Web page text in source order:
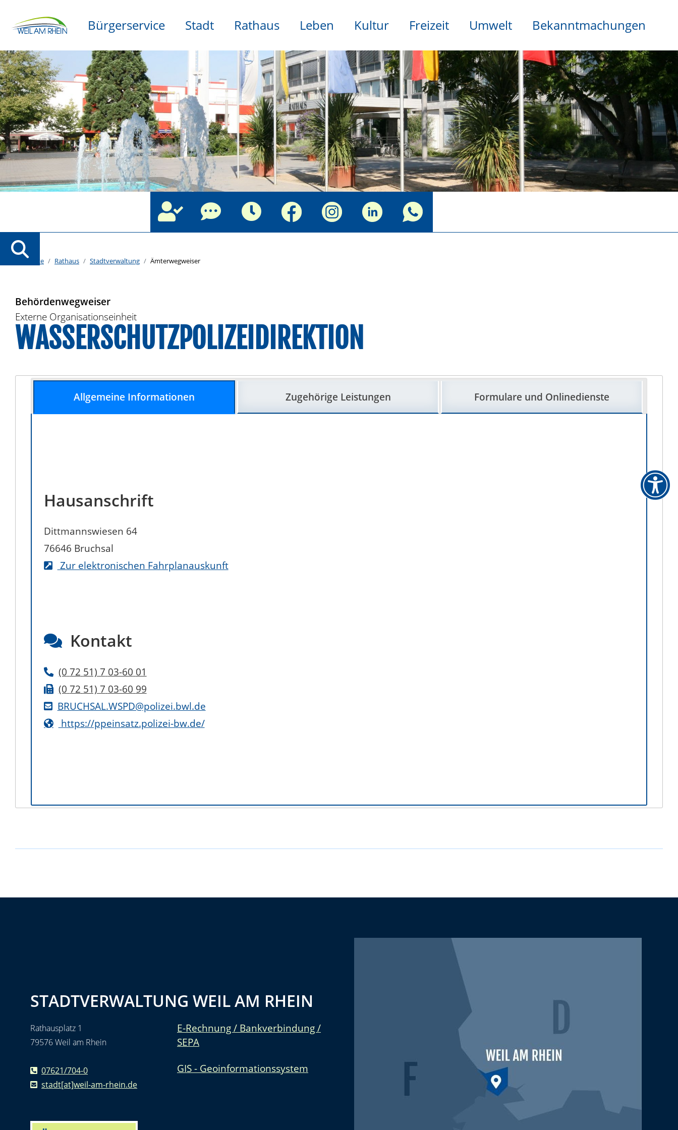
Bürgerservice Stadt Rathaus Leben Kultur Freizeit Umwelt Bekanntmachungen
Startseite Rathaus Stadtverwaltung Ämterwegweiser
Behördenwegweiser
Externe Organisationseinheit
WASSERSCHUTZPOLIZEIDIREKTION
Allgemeine Informationen Zugehörige Leistungen Formulare und Onlinedienste
Hausanschrift
Dittmannswiesen 64
76646 Bruchsal
Zur elektronischen Fahrplanauskunft
Kontakt
(0 72 51) 7 03-60 01
(0 72 51) 7 03-60 99
BRUCHSAL.WSPD@polizei.bwl.de
https://ppeinsatz.polizei-bw.de/
STADTVERWALTUNG WEIL AM RHEIN
Rathausplatz 1
79576 Weil am Rhein
07621/704-0
stadt[at]weil-am-rhein.de
E-Rechnung / Bankverbindung /
SEPA
GIS - Geoinformationssystem